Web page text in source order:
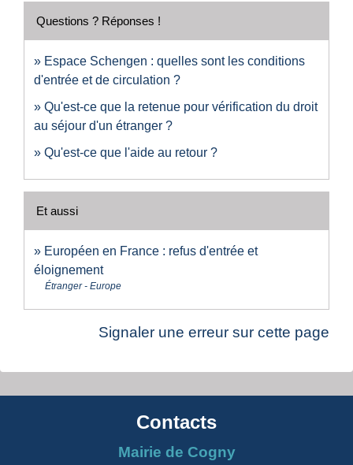
Questions ? Réponses !
Espace Schengen : quelles sont les conditions
d'entrée et de circulation ?
Qu'est-ce que la retenue pour vérification du droit
au séjour d'un étranger ?
Qu'est-ce que l'aide au retour ?
Et aussi
Européen en France : refus d'entrée et
éloignement
Étranger - Europe
Signaler une erreur sur cette page
Contacts
Mairie de Cogny